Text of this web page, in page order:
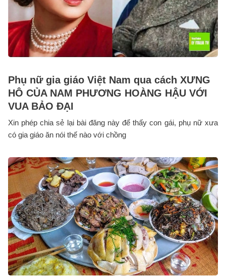
Phụ nữ gia giáo Việt Nam qua cách XƯNG
HÔ CỦA NAM PHƯƠNG HOÀNG HẬU VỚI
VUA BẢO ĐẠI
Xin phép chia sẻ lại bài đăng này để thấy con gái, phụ nữ xưa
có gia giáo ăn nói thế nào với chồng